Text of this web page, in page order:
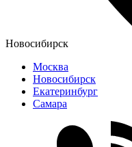
Новосибирск
Москва
Новосибирск
Екатеринбург
Самара